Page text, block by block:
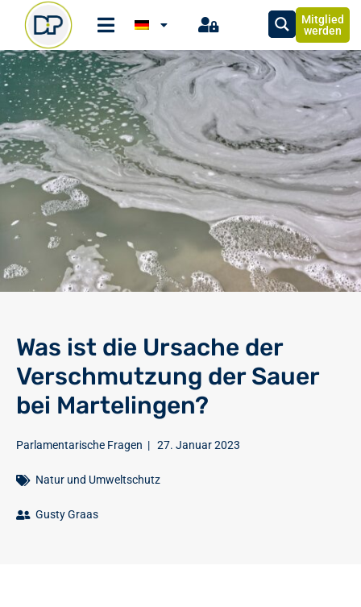
Mitglied
werden
Was ist die Ursache der
Verschmutzung der Sauer
bei Martelingen?
Parlamentarische Fragen | 27. Januar 2023
Natur und Umweltschutz
Gusty Graas